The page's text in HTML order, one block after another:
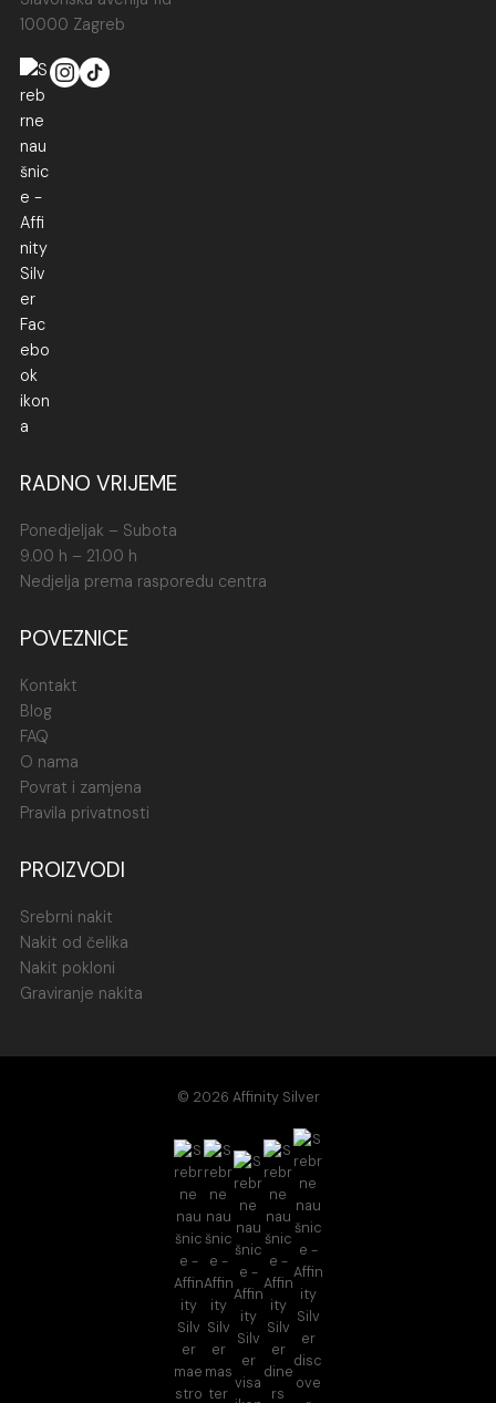
10000 Zagreb
RADNO VRIJEME
Ponedjeljak – Subota
9.00 h – 21.00 h
Nedjelja prema rasporedu centra
POVEZNICE
Kontakt
Blog
FAQ
O nama
Povrat i zamjena
Pravila privatnosti
PROIZVODI
Srebrni nakit
Nakit od čelika
Nakit pokloni
Graviranje nakita
© 2026 Affinity Silver